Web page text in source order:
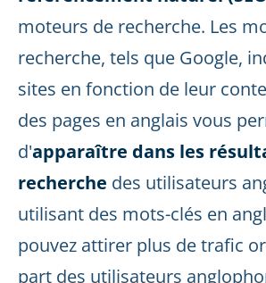
moteurs de recherche. Les
recherche, tels que Google,
sites en fonction de leur
des pages en anglais vous
d'apparaître dans les
recherche des utilisateurs
utilisant des mots-clés en
pouvez attirer plus de trafic
part des utilisateurs